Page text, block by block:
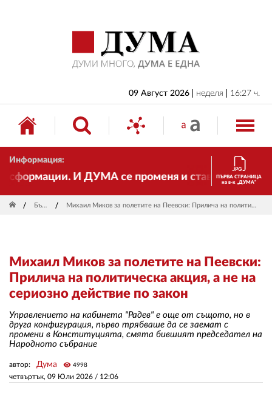
09 Август 2026 неделя 16:27 ч.
Информация:
И ДУМА се променя и става
ПЪРВА СТРАНИЦА
на в-к „ДУМА“
България Михаил Миков за полетите на Пеевски: Прилича на политическа акция, а не на сериозно действие по закон
Михаил Миков за полетите на Пеевски:
Прилича на политическа акция, а не на
сериозно действие по закон
Управлението на кабинета "Радев" е още от същото, но в
друга конфигурация, първо трябваше да се заемат с
промени в Конституцията, смята бившият председател на
Народното събрание
четвъртък, 09 Юли 2026 / 12:06
автор: Дума visibility 4998
БЪЛГАРИЯ
ИКОНОМИКА
ИЗБОРИ
СВЯТ
ДРУГИ
АВТОРИ
КОНТАКТИ